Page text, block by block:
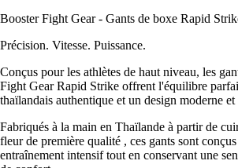
Booster Fight Gear - Gants de boxe Rapid
Précision. Vitesse. Puissance.
Conçus pour les athlètes de haut niveau, les
Fight Gear Rapid Strike offrent l'équilibre
thaïlandais authentique et un design moderne
Fabriqués à la main en Thaïlande à partir de
fleur de première qualité , ces gants sont
entraînement intensif tout en conservant une